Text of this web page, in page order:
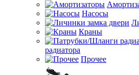
Насосы
Краны
радиатора
Прочее